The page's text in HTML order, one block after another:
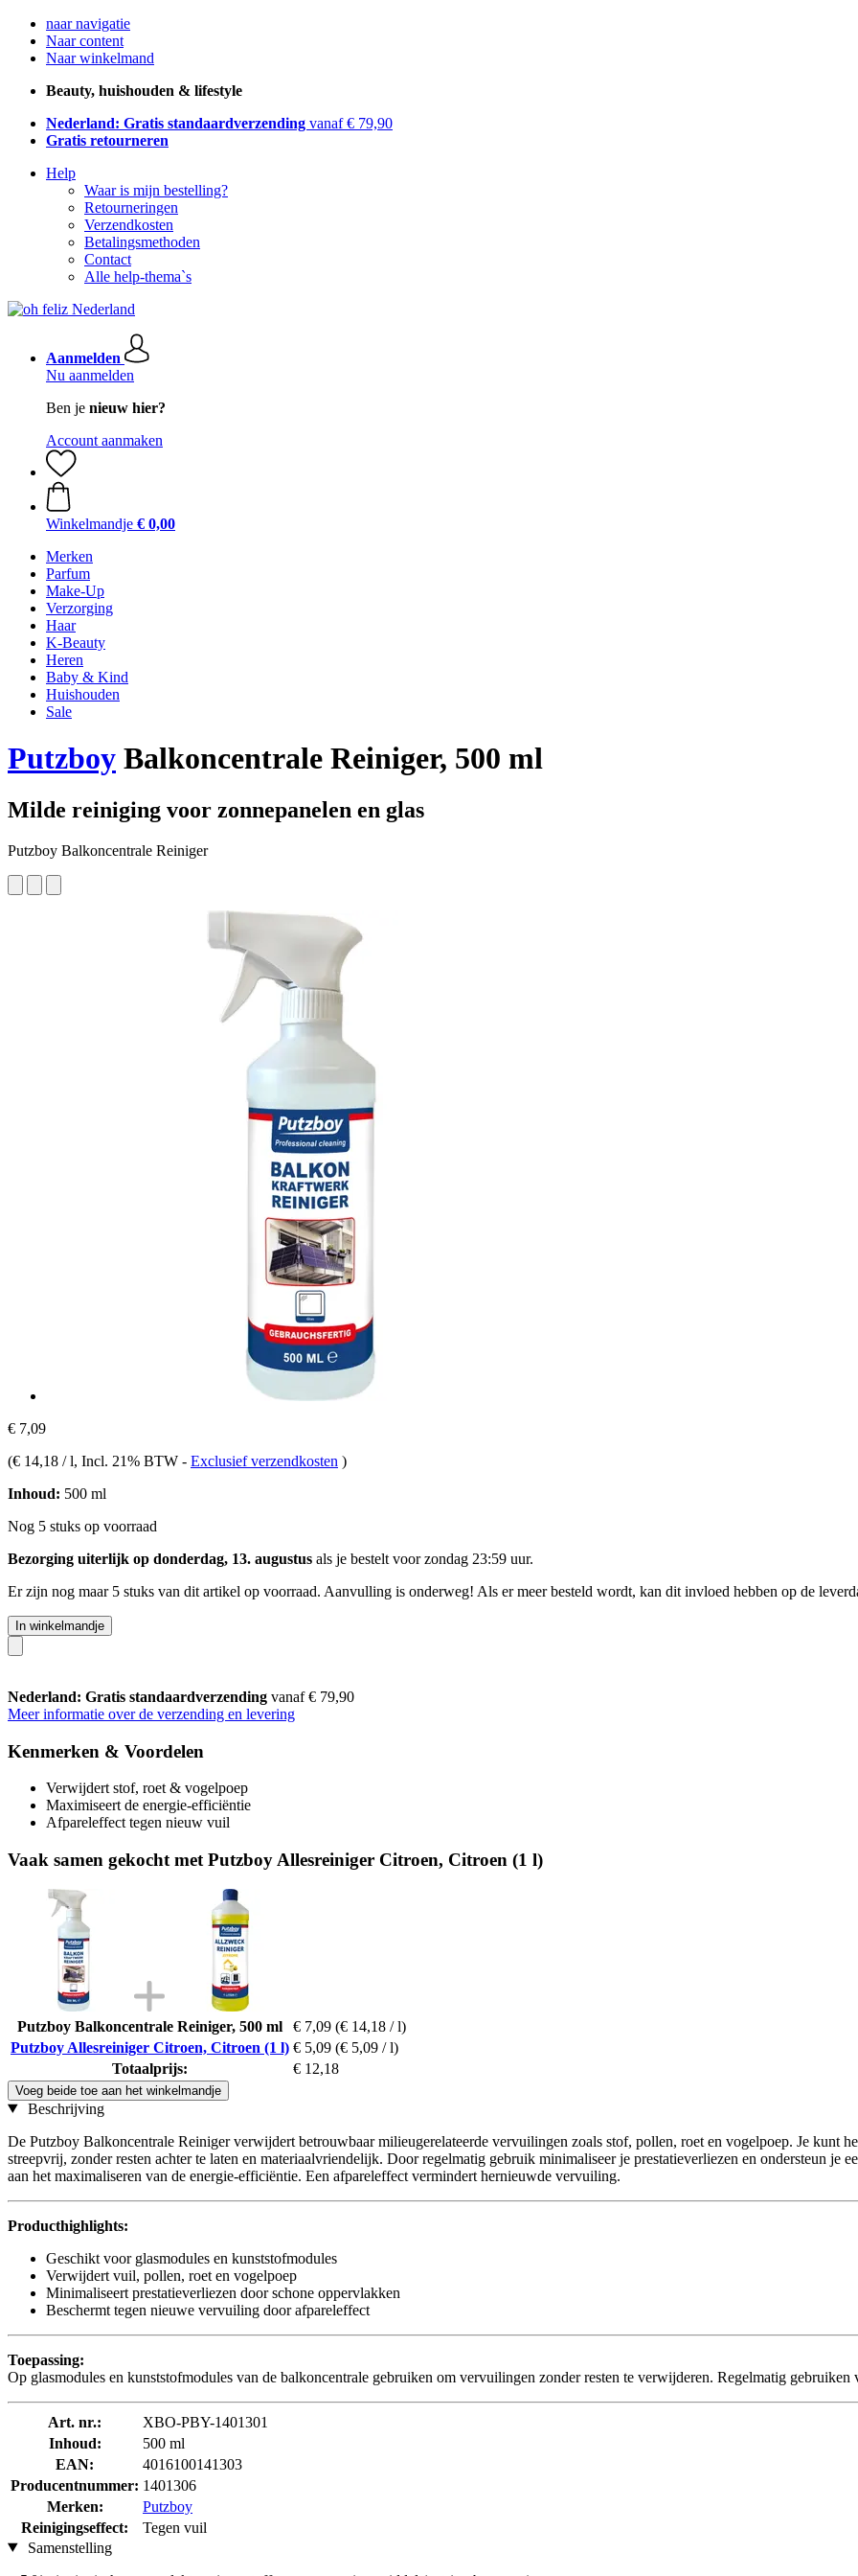
naar navigatie
Naar content
Naar winkelmand
Beauty, huishouden & lifestyle
Nederland: Gratis standaardverzending vanaf € 79,90
Gratis retourneren
Help
Waar is mijn bestelling?
Retourneringen
Verzendkosten
Betalingsmethoden
Contact
Alle help-thema`s
Aanmelden
Nu aanmelden
Ben je nieuw hier?
Account aanmaken
Winkelmandje € 0,00
Merken
Parfum
Make-Up
Verzorging
Haar
K-Beauty
Heren
Baby & Kind
Huishouden
Sale
Putzboy Balkoncentrale Reiniger, 500 ml
Milde reiniging voor zonnepanelen en glas
Putzboy Balkoncentrale Reiniger
€ 7,09
(€ 14,18 / l, Incl. 21% BTW - Exclusief verzendkosten )
Inhoud: 500 ml
Nog 5 stuks op voorraad
Bezorging uiterlijk op donderdag, 13. augustus als je bestelt voorzondag 23:59 uur.
Er zijn nog maar 5 stuks van dit artikel op voorraad. Aanvulling is onderweg! Als er meer besteld wordt, kan dit invloed hebben op de
In winkelmandje
Nederland: Gratis standaardverzending vanaf € 79,90
Meer informatie over de verzending en levering
Kenmerken & Voordelen
Verwijdert stof, roet & vogelpoep
Maximiseert de energie-efficiëntie
Afpareleffect tegen nieuw vuil
Vaak samen gekocht met Putzboy Allesreiniger Citroen, Citroen (1 l)
Putzboy Balkoncentrale Reiniger, 500 ml € 7,09 (€ 14,18 / l)
Putzboy Allesreiniger Citroen, Citroen (1 l) € 5,09 (€ 5,09 / l)
Totaalprijs:
€ 12,18
Voeg beide toe aan het winkelmandje
Beschrijving
De Putzboy Balkoncentrale Reiniger verwijdert betrouwbaar milieugerelateerde vervuilingen zoals stof, pollen, roet en vogelpoep. Je kunt
streepvrij, zonder resten achter te laten en materiaalvriendelijk. Door regelmatig gebruik minimaliseer je prestatieverliezen en ondersteun je
aan het maximaliseren van de energie-efficiëntie. Een afpareleffect vermindert hernieuwde vervuiling.
Producthighlights:
Geschikt voor glasmodules en kunststofmodules
Verwijdert vuil, pollen, roet en vogelpoep
Minimaliseert prestatieverliezen door schone oppervlakken
Beschermt tegen nieuwe vervuiling door afpareleffect
Toepassing:
Op glasmodules en kunststofmodules van de balkoncentrale gebruiken om vervuilingen zonder resten te verwijderen. Regelmatig gebruiken
Art. nr.:
XBO-PBY-1401301
Inhoud:
500 ml
EAN:
4016100141303
Producentnummer: 1401306
Merken:
Putzboy
Reinigingseffect:
Tegen vuil
Samenstelling